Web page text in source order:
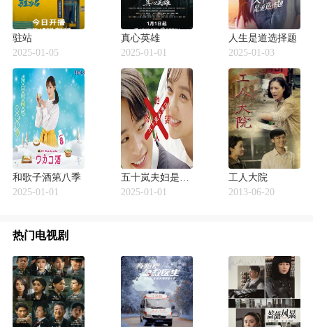
驻站
2025-01-05
真心英雄
2025-01-01
人生是道选择题
2025-01-03
和歌子酒第八季
2025-01-01
五十岚夫妇是伪装的陌生人
2025-01-01
工人大院
2013-06-20
热门电视剧